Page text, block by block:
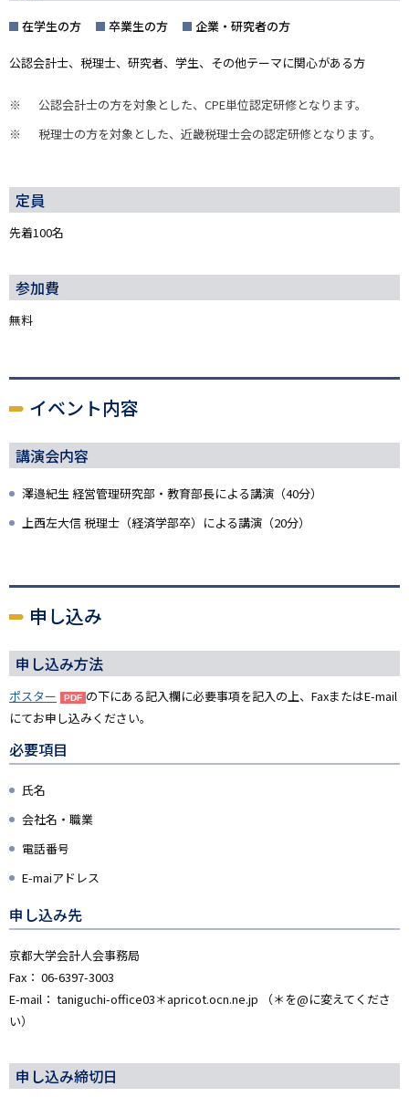
在学生の方 卒業生の方 企業・研究者の方
公認会計士、税理士、研究者、学生、その他テーマに関心がある方
公認会計士の方を対象とした、CPE単位認定研修となります。
税理士の方を対象とした、近畿税理士会の認定研修となります。
定員
先着100名
参加費
無料
イベント内容
講演会内容
澤邉紀生 経営管理研究部・教育部長による講演（40分）
上西左大信 税理士（経済学部卒）による講演（20分）
申し込み
申し込み方法
ポスター
の下にある記入欄に必要事項を記入の上、FaxまたはE-mail
にてお申し込みください。
必要項目
氏名
会社名・職業
電話番号
E-maiアドレス
申し込み先
京都大学会計人会事務局
Fax： 06-6397-3003
E-mail： taniguchi-office03＊apricot.ocn.ne.jp （＊を@に変えてくださ
い）
申し込み締切日